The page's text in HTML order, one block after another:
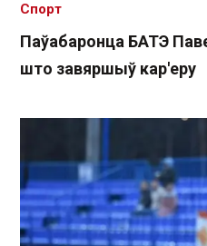
Паўабаронца БАТЭ
што завяршыў кар'еру
Спорт